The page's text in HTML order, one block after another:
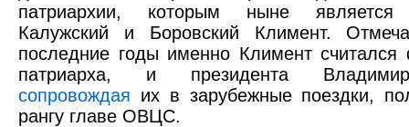
патриархии, которым ныне является
Калужский и Боровский Климент.
последние годы именно Климент
патриарха, и президента
сопровождая их в зарубежные поездки,
рангу главе ОВЦС.